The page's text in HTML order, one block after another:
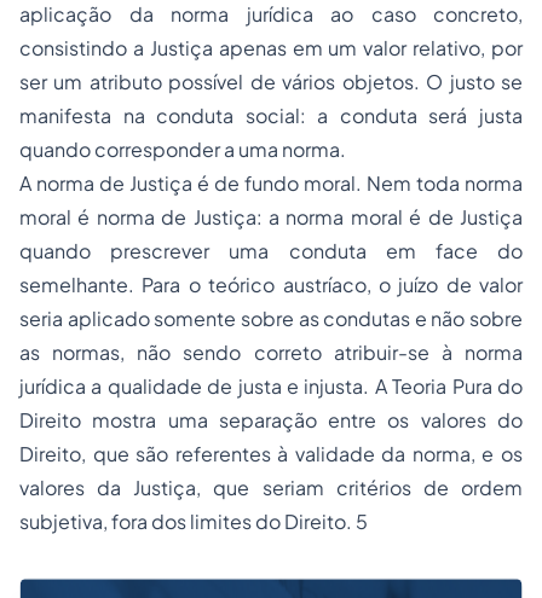
aplicação da norma jurídica ao caso concreto,
consistindo a Justiça apenas em um valor relativo, por
ser um atributo possível de vários objetos. O justo se
manifesta na conduta social: a conduta será justa
quando corresponder a uma norma.
A norma de Justiça é de fundo moral. Nem toda norma
moral é norma de Justiça: a norma moral é de Justiça
quando prescrever uma conduta em face do
semelhante. Para o teórico austríaco, o juízo de valor
seria aplicado somente sobre as condutas e não sobre
as normas, não sendo correto atribuir-se à norma
jurídica a qualidade de justa e injusta. A Teoria Pura do
Direito mostra uma separação entre os valores do
Direito, que são referentes à validade da norma, e os
valores da Justiça, que seriam critérios de ordem
subjetiva, fora dos limites do Direito. 5